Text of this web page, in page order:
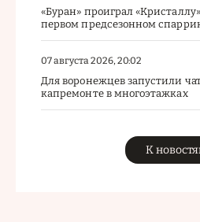
«Буран» проиграл
первом предсезонном
07 августа 2026, 20:02
Для воронежцев запустили
капремонте в многоэтажках
К